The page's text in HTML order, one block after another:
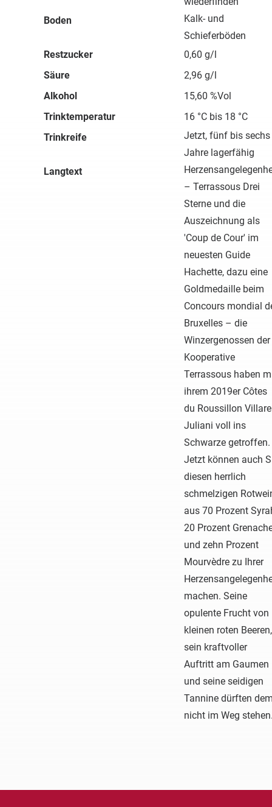
Boden
Kalk- und
Schieferböden
Restzucker
0,60 g/l
Säure
2,96 g/l
Alkohol
15,60 %Vol
Trinktemperatur
16 °C bis 18 °C
Trinkreife
Jetzt, fünf bis sechs
Jahre lagerfähig
Langtext
– Terrassous Drei
Sterne und die
Auszeichnung als
'Coup de Cour' im
neuesten Guide
Hachette, dazu eine
Goldmedaille beim
Concours mondial
Bruxelles – die
Winzergenossen der
Kooperative
Terrassous haben
ihrem 2019er Côtes
du Roussillon Villare
Juliani voll ins
Schwarze getroffen.
Jetzt können auch
diesen herrlich
schmelzigen
aus 70 Prozent
20 Prozent
und zehn Prozent
Mourvèdre zu Ihrer
machen. Seine
opulente Frucht von
kleinen roten Beeren,
sein kraftvoller
Auftritt am Gaumen
und seine seidigen
Tannine dürften
nicht im Weg